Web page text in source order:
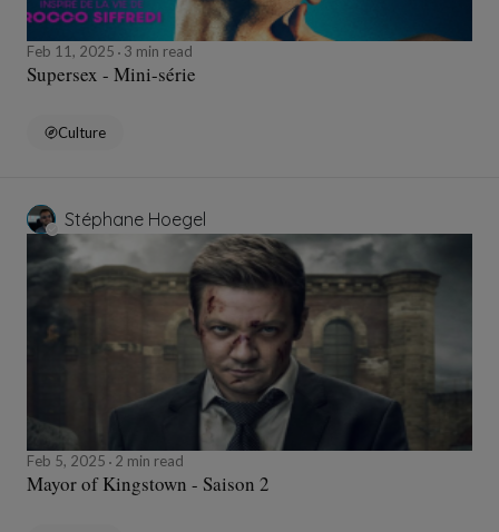
Feb 11, 2025 3 min read
Supersex - Mini-série
Culture
Stéphane Hoegel
Feb 5, 2025 2 min read
Mayor of Kingstown - Saison 2